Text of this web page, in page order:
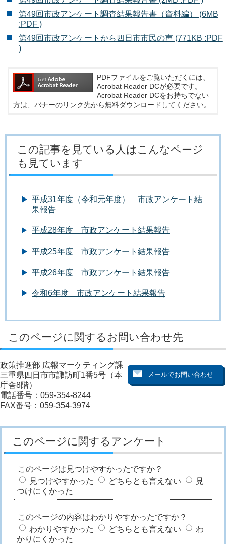
第49回市政アンケート調査結果報告書（資料編） (6MB
:PDF )
第49回市政アンケートから四日市市民の声 (771KB :PDF
)
PDFファイルをご覧いただくには、
Acrobat Reader DCが必要です。
Acrobat Reader DCをお持ちでない
方は、バナーのリンク先から無料ダウンロードしてください。
この記事を見ている人はこんなページ
も見ています
平成31年度（令和元年度） 市政アンケート結
果報告
平成28年度 市政アンケート結果報告
平成25年度 市政アンケート結果報告
平成26年度 市政アンケート結果報告
令和6年度 市政アンケート結果報告
このページに関するお問い合わせ先
政策推進部 広報マーケティング課
三重県四日市市諏訪町1番5号（本
庁舎8階）
電話番号：059-354-8244
FAX番号：059-354-3974
このページに関するアンケート
このページは見つけやすかったですか？
見つけやすかった
どちらとも言えない
見
つけにくかった
このページの内容はわかりやすかったですか？
わかりやすかった
どちらとも言えない
わ
かりにくかった